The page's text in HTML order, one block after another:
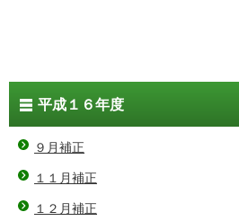
平成１６年度
９月補正
１１月補正
１２月補正